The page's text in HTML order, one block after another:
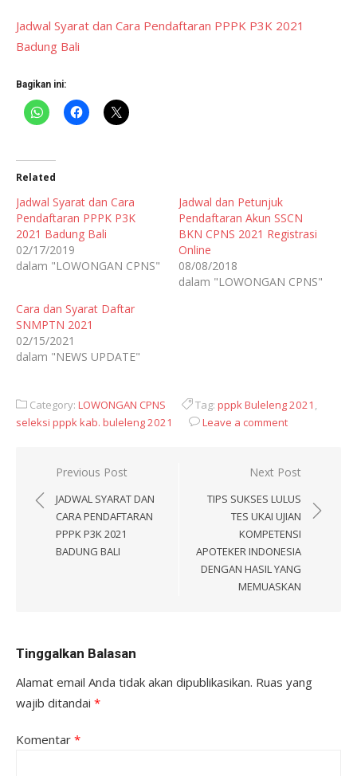
Jadwal Syarat dan Cara Pendaftaran PPPK P3K 2021
Badung Bali
Bagikan ini:
Related
Jadwal Syarat dan Cara
Pendaftaran PPPK P3K
2021 Badung Bali
02/17/2019
dalam "LOWONGAN CPNS"
Jadwal dan Petunjuk
Pendaftaran Akun SSCN
BKN CPNS 2021 Registrasi
Online
08/08/2018
dalam "LOWONGAN CPNS"
Cara dan Syarat Daftar
SNMPTN 2021
02/15/2021
dalam "NEWS UPDATE"
Category: LOWONGAN CPNS Tag: pppk Buleleng 2021 ,
seleksi pppk kab. buleleng 2021
Leave a comment
Navigasi
pos
Previous Post
JADWAL SYARAT DAN
CARA PENDAFTARAN
PPPK P3K 2021
BADUNG BALI
Next Post
TIPS SUKSES LULUS
TES UKAI UJIAN
KOMPETENSI
APOTEKER INDONESIA
DENGAN HASIL YANG
MEMUASKAN
Tinggalkan Balasan
Alamat email Anda tidak akan dipublikasikan. Ruas yang
wajib ditandai *
Komentar *